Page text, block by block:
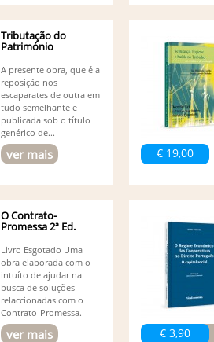
Tributação do
Património
A presente obra, que é a
reposição nos
escaparates de outra em
tudo semelhante e
publicada sob o título
genérico de...
ver mais € 19,00
O Contrato-
Promessa 2ª Ed.
Livro Esgotado Uma
obra elaborada com o
intuíto de ajudar na
busca de soluções
relaccionadas com o
Contrato-Promessa.
ver mais € 3,90